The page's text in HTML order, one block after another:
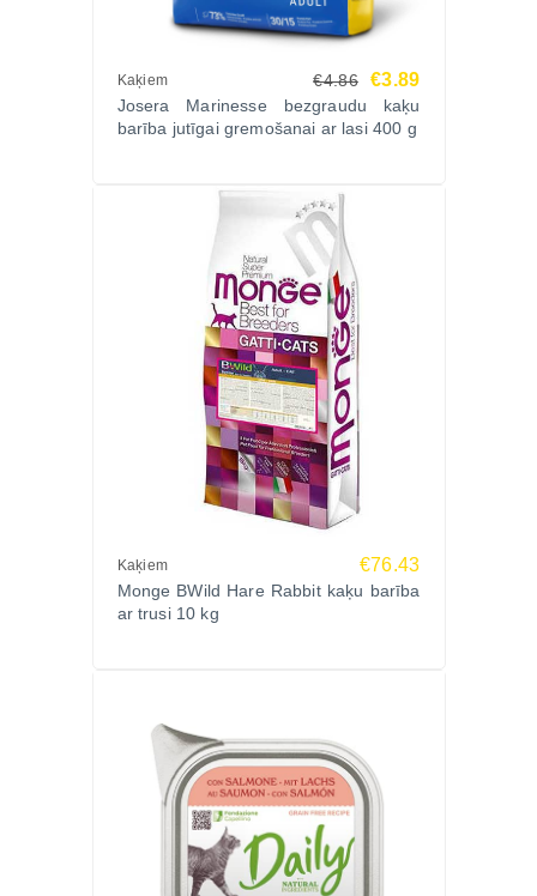
Kaķiem €4.86 €3.89
Josera Marinesse bezgraudu kaķu
barība jutīgai gremošanai ar lasi 400 g
Kaķiem €76.43
Monge BWild Hare Rabbit kaķu barība
ar trusi 10 kg